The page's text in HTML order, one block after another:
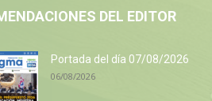
DEL EDITOR
Portada del día 07/08/2026
06/08/2026